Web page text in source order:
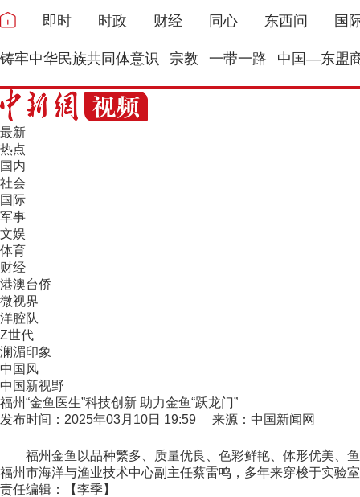
即时 时政 财经 同心 东西问 国
铸牢中华民族共同体意识 宗教 一带一路 中国—东盟
最新
热点
国内
社会
国际
军事
文娱
体育
财经
港澳台侨
微视界
洋腔队
Z世代
澜湄印象
中国风
中国新视野
福州“金鱼医生”科技创新 助力金鱼“跃龙门”
发布时间：2025年03月10日 19:59 来源：中国新闻网
福州金鱼以品种繁多、质量优良、色彩鲜艳、体形优美、鱼
福州市海洋与渔业技术中心副主任蔡雷鸣，多年来穿梭于实验
责任编辑：【李季】